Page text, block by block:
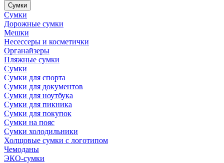
Сумки
Сумки
Дорожные сумки
Мешки
Несессеры и косметички
Органайзеры
Пляжные сумки
Сумки
Сумки для спорта
Сумки для документов
Сумки для ноутбука
Сумки для пикника
Сумки для покупок
Сумки на пояс
Сумки холодильники
Холщовые сумки с логотипом
Чемоданы
ЭКО-сумки